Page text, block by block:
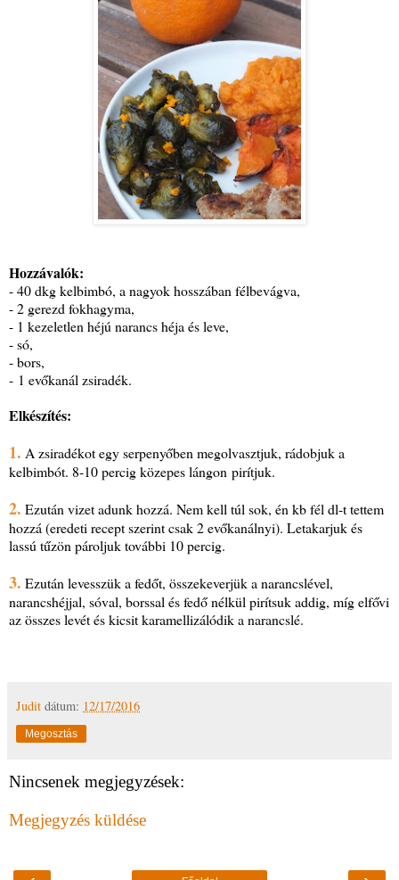
Hozzávalók:
- 40 dkg kelbimbó, a nagyok hosszában félbevágva,
- 2 gerezd fokhagyma,
- 1 kezeletlen héjú narancs héja és leve,
- só,
- bors,
- 1 evőkanál zsiradék.
Elkészítés:
1. A zsiradékot egy serpenyőben megolvasztjuk, rádobjuk a
kelbimbót. 8-10 percig közepes lángon pirítjuk.
2. Ezután vizet adunk hozzá. Nem kell túl sok, én kb fél dl-t tettem
hozzá (eredeti recept szerint csak 2 evőkanálnyi). Letakarjuk és
lassú tűzön pároljuk további 10 percig.
3. Ezután levesszük a fedőt, összekeverjük a narancslével,
narancshéjjal, sóval, borssal és fedő nélkül pirítsuk addig, míg elfővi
az összes levét és kicsit karamellizálódik a narancslé.
Judit dátum: 12/17/2016
Megosztás
Nincsenek megjegyzések:
Megjegyzés küldése